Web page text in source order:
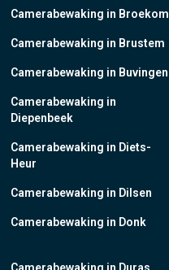
Camerabewaking in Broekom
Camerabewaking in Brustem
Camerabewaking in Buvingen
Camerabewaking in
Diepenbeek
Camerabewaking in Diets-
Heur
Camerabewaking in Dilsen
Camerabewaking in Donk